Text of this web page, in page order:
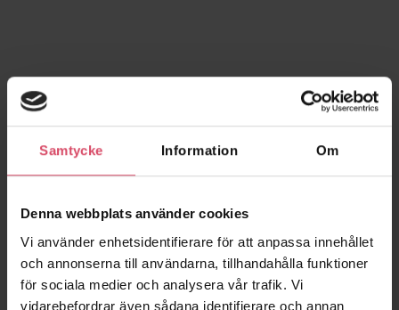
Samtycke Information Om
Denna webbplats använder cookies
Vi använder enhetsidentifierare för att anpassa innehållet
och annonserna till användarna, tillhandahålla funktioner
för sociala medier och analysera vår trafik. Vi
vidarebefordrar även sådana identifierare och annan
Relaterade projekt